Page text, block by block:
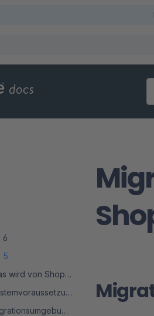
6
5
Was wird von Shopware 5 auf 6 migriert
Systemvoraussetzungen
Migrationsumgebung erstellen